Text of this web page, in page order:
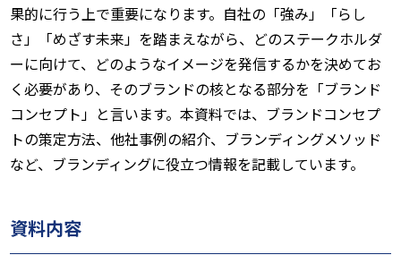
果的に行う上で重要になります。自社の「強み」「らし
さ」「めざす未来」を踏まえながら、どのステークホルダ
ーに向けて、どのようなイメージを発信するかを決めてお
く必要があり、そのブランドの核となる部分を「ブランド
コンセプト」と言います。本資料では、ブランドコンセプ
トの策定方法、他社事例の紹介、ブランディングメソッド
など、ブランディングに役立つ情報を記載しています。
資料内容